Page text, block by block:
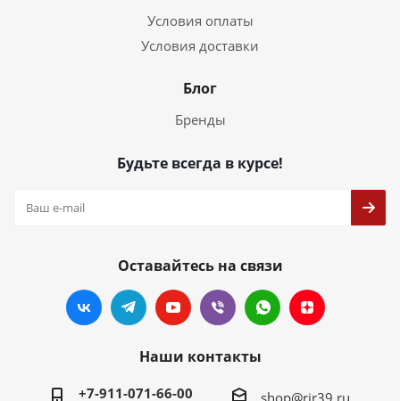
Условия оплаты
Условия доставки
Блог
Бренды
Будьте всегда в курсе!
Оставайтесь на связи
Наши контакты
+7-911-071-66-00 shop@rir39.ru